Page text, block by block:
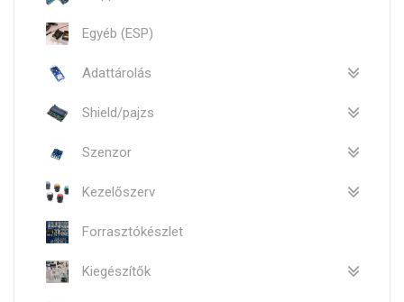
Egyéb (ESP)
Adattárolás
Shield/pajzs
Szenzor
Kezelőszerv
Forrasztókészlet
Kiegészítők